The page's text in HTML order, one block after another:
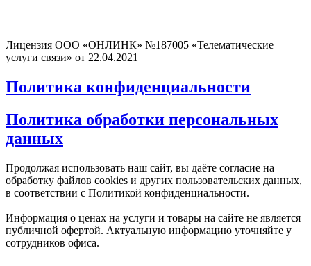
Лицензия ООО «ОНЛИНК» №187005 «Телематические
услуги связи» от 22.04.2021
Политика конфиденциальности
Политика обработки персональных
данных
Продолжая использовать наш сайт, вы даёте согласие на
обработку файлов cookies и других пользовательских данных,
в соответствии с Политикой конфиденциальности.
Информация о ценах на услуги и товары на сайте не является
публичной офертой. Актуальную информацию уточняйте у
сотрудников офиса.